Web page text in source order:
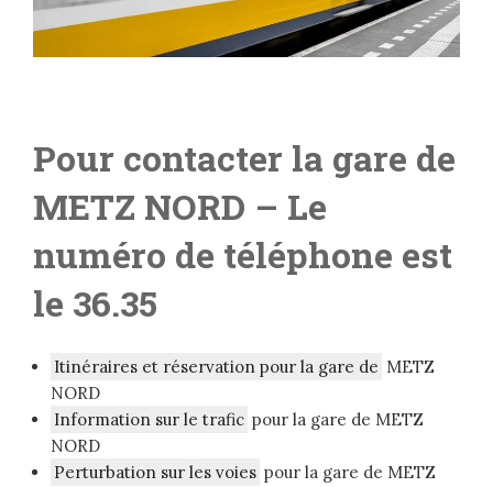
Pour contacter la gare de
METZ NORD – Le
numéro de téléphone est
le 36.35
Itinéraires et réservation pour la gare de METZ
NORD
Information sur le trafic pour la gare de METZ
NORD
Perturbation sur les voies pour la gare de METZ